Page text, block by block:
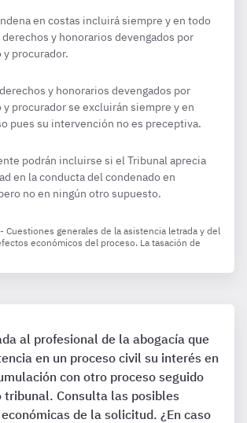
en costas incluirá siempre y en todo
derechos y honorarios devengados por
y procurador.
y honorarios devengados por
y procurador se excluirán siempre y en
pues su intervención no es preceptiva.
podrán incluirse si el Tribunal aprecia
en la conducta del condenado en
no en ningún otro supuesto.
Cuestiones generales de la asistencia letrada y del
económicos del proceso. La tasación de
al profesional de la abogacía que
en un proceso civil su interés en
con otro proceso seguido
tribunal. Consulta las posibles
de la solicitud. ¿En caso